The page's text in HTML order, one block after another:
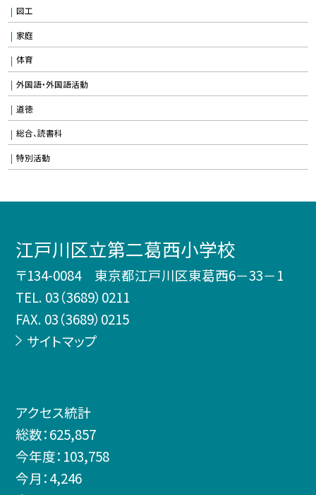
図工
家庭
体育
外国語・外国語活動
道徳
総合、読書科
特別活動
江戸川区立第二葛西小学校
〒134-0084 東京都江戸川区東葛西6－33－1
TEL. 03（3689）0211
FAX. 03（3689）0215
サイトマップ
アクセス統計
総数：625,857
今年度： 103,758
今月：4,246